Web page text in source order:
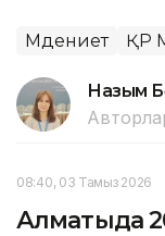
Мәдениет ҚР
Назым
08:40, 03 Тамыз 2026
Алматыда